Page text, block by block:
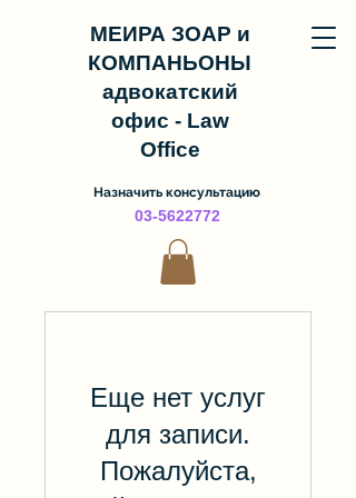
МЕИРА ЗОАР и
КОМПАНЬОНЫ
адвокатский
офис - Law
Office
Назначить консультацию
03-5622772
Еще нет услуг
для записи.
Пожалуйста,